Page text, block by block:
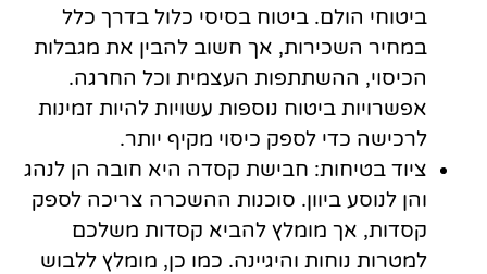
ביטוחי הולם. ביטוח בסיסי כלול בדרך כלל
במחיר השכירות, אך חשוב להבין את מגבלות
הכיסוי, ההשתתפות העצמית וכל החרגה.
אפשרויות ביטוח נוספות עשויות להיות זמינות
לרכישה כדי לספק כיסוי מקיף יותר.
ציוד בטיחות: חבישת קסדה היא חובה הן לנהג
והן לנוסע ביוון. סוכנות ההשכרה צריכה לספק
קסדות, אך מומלץ להביא קסדות משלכם
למטרות נוחות והיגיינה. כמו כן, מומלץ ללבוש